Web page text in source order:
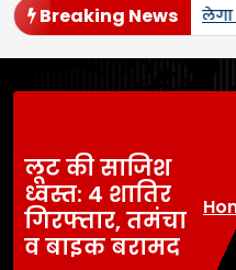
Breaking News
जनपद में पहली बार
लूट की साजिश
ध्वस्त: 4 शातिर
गिरफ्तार, तमंचा
व बाइक बरामद